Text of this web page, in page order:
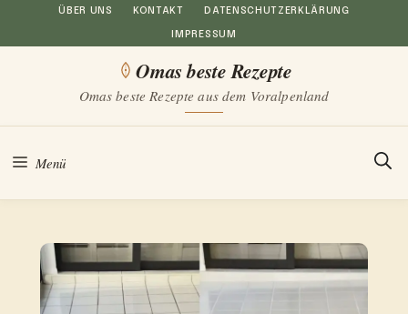
Inhalt
ÜBER UNS KONTAKT DATENSCHUTZERKLÄRUNG
IMPRESSUM
Omas beste Rezepte
Omas beste Rezepte aus dem Voralpenland
Menü